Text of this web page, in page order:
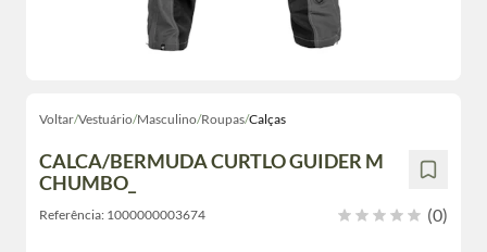
Voltar/Vestuário/Masculino/Roupas/Calças
CALCA/BERMUDA CURTLO GUIDER M
CHUMBO_
Referência: 1000000003674 (0)